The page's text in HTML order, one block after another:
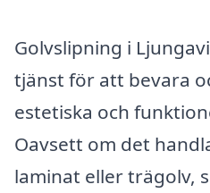
Golvslipning i
tjänst för att bevara
estetiska och
Oavsett om det
laminat eller trägolv,